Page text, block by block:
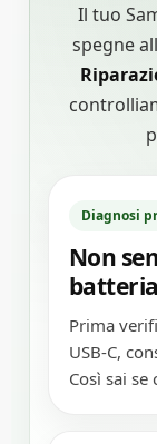
Il tuo
spegne
Diagnosi
Non
batteria
Prima
USB-C,
Così sai